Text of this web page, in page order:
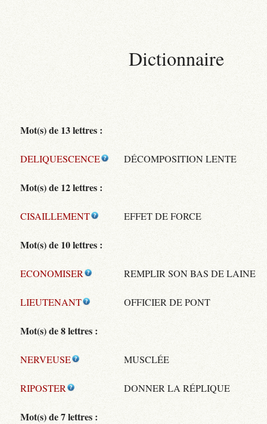
Dictionnaire
Mot(s) de 13 lettres :
DELIQUESCENCE DÉCOMPOSITION LENTE
Mot(s) de 12 lettres :
CISAILLEMENT EFFET DE FORCE
Mot(s) de 10 lettres :
ECONOMISER REMPLIR SON BAS DE LAINE
LIEUTENANT OFFICIER DE PONT
Mot(s) de 8 lettres :
NERVEUSE MUSCLÉE
RIPOSTER DONNER LA RÉPLIQUE
Mot(s) de 7 lettres :